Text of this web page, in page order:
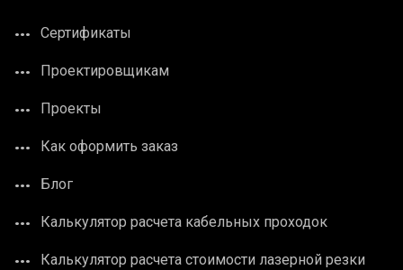
Сертификаты
Проектировщикам
Проекты
Как оформить заказ
Блог
Калькулятор расчета кабельных проходок
Калькулятор расчета стоимости лазерной резки